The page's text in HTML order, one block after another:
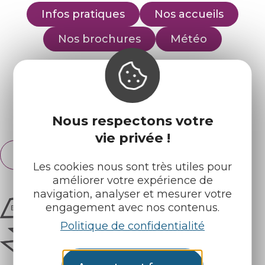
Nous respectons votre
vie privée !
Les cookies nous sont très utiles pour
améliorer votre expérience de
navigation, analyser et mesurer votre
engagement avec nos contenus.
Politique de confidentialité
Infos pratiques
Nos accueils
Nos brochures
Météo
Retrouvez-nous sur :
Espace pro Partenaires
English